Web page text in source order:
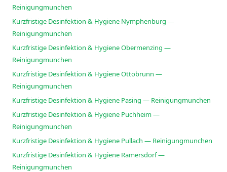
Reinigungmunchen
Kurzfristige Desinfektion & Hygiene Nymphenburg —
Reinigungmunchen
Kurzfristige Desinfektion & Hygiene Obermenzing —
Reinigungmunchen
Kurzfristige Desinfektion & Hygiene Ottobrunn —
Reinigungmunchen
Kurzfristige Desinfektion & Hygiene Pasing — Reinigungmunchen
Kurzfristige Desinfektion & Hygiene Puchheim —
Reinigungmunchen
Kurzfristige Desinfektion & Hygiene Pullach — Reinigungmunchen
Kurzfristige Desinfektion & Hygiene Ramersdorf —
Reinigungmunchen